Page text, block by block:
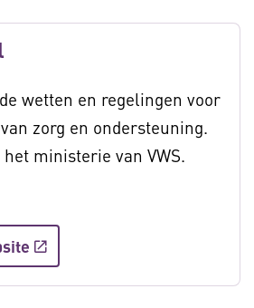
wetten en regelingen voor
zorg en ondersteuning.
ministerie van VWS.